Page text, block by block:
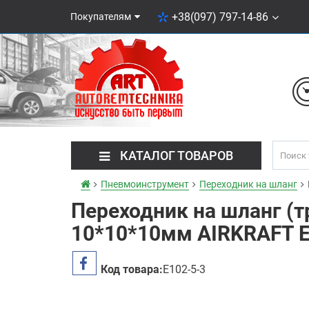
Покупателям +38(097) 797-14-86
КАТАЛОГ ТОВАРОВ
Пневмоинструмент Переходник на шланг
Переходник на шланг
10*10*10мм AIRKRAFT
Код товара:E102-5-3